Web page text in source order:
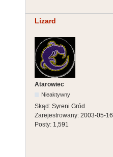
Lizard
Atarowiec
Nieaktywny
Skąd: Syreni Gród
Zarejestrowany: 2003-05-16
Posty: 1,591